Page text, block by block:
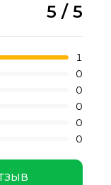
5 / 5
1
0
0
0
0
0